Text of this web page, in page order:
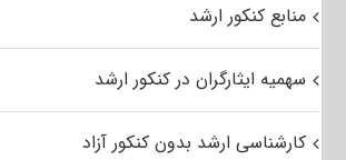
منابع کنکور ارشد
سهمیه ایثارگران در کنکور ارشد
کارشناسی ارشد بدون کنکور آزاد